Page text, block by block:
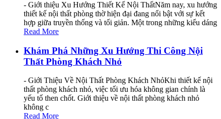
- Giới thiệu Xu Hướng Thiết Kế Nội ThấtNăm nay, xu hướng
thiết kế nội thất phòng thờ hiện đại đang nổi bật với sự kết
hợp giữa truyền thống và tối giản. Một trong những kiểu dáng
Read More
Khám Phá Những Xu Hướng Thi Công Nội
Thất Phòng Khách Nhỏ
- Giới Thiệu Về Nội Thất Phòng Khách NhỏKhi thiết kế nội
thất phòng khách nhỏ, việc tối ưu hóa không gian chính là
yếu tố then chốt. Giới thiệu về nội thất phòng khách nhỏ
không c
Read More